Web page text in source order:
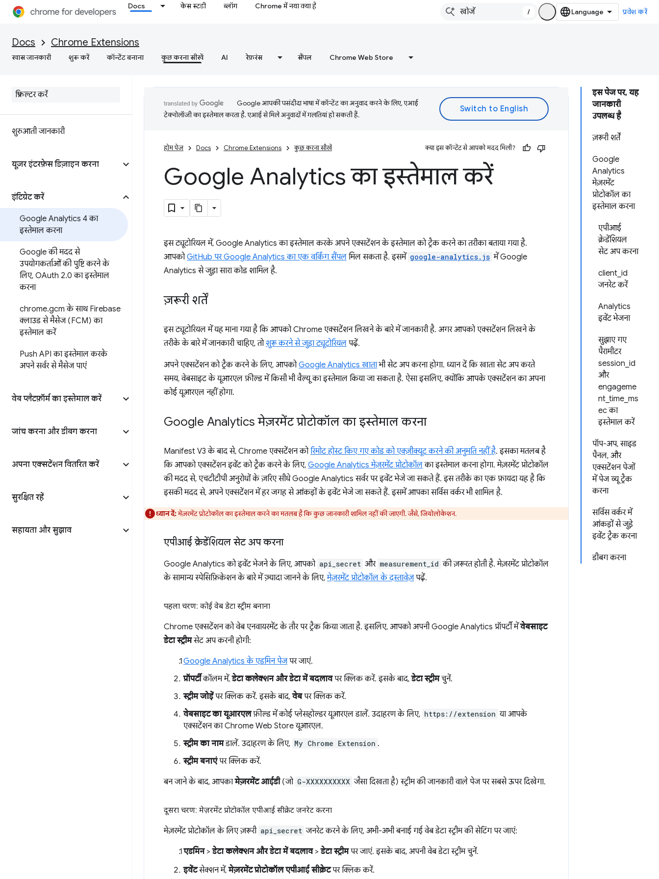
Docs केस स्टडी ब्लॉग Chrome में नया क्या है
/ प्रवेश करें
Docs Chrome Extensions
खास जानकारी शुरू करें कॉन्टेंट बनाना कुछ करना सीखें AI रेफ़रंस सैंपल Chrome Web Store
शुरुआती जानकारी
यूज़र इंटरफ़ेस डिज़ाइन करना
इंटिग्रेट करें
Google Analytics 4 का
इस्तेमाल करना
Google की मदद से
उपयोगकर्ताओं की पुष्टि करने के
लिए, OAuth 2.0 का इस्तेमाल
करना
chrome.gcm के साथ Firebase
क्लाउड से मैसेज (FCM) का
इस्तेमाल करें
Push API का इस्तेमाल करके
अपने सर्वर से मैसेज पाएं
वेब प्लैटफ़ॉर्म का इस्तेमाल करें
जांच करना और डीबग करना
अपना एक्सटेंशन वितरित करें
सुरक्षित रहें
सहायता और सुझाव
इस पेज पर, यह
जानकारी
उपलब्ध है
ज़रूरी शर्तें
Google
Analytics
मेज़रमेंट
प्रोटोकॉल का
इस्तेमाल करना
एपीआई
क्रेडेंशियल
सेट अप करना
client_id
जनरेट करें
Analytics
इवेंट भेजना
सुझाए गए
पैरामीटर
session_id
और
engageme
nt_time_ms
ec का
इस्तेमाल करें
पॉप-अप, साइड
पैनल, और
एक्सटेंशन पेजों
में पेज व्यू ट्रैक
करना
सर्विस वर्कर में
आंकड़ों से जुड़े
इवेंट ट्रैक करना
डीबग करना
Google आपकी पसंदीदा भाषा में कॉन्टेंट का अनुवाद करने के लिए, एआई
टेक्नोलॉजी का इस्तेमाल करता है. एआई से मिले अनुवादों में गलतियां हो सकती हैं.
होम पेज Docs Chrome Extensions कुछ करना सीखें क्या इस कॉन्टेंट से आपको मदद मिली?
Google Analytics का इस्तेमाल करें
इस ट्यूटोरियल में, Google Analytics का इस्तेमाल करके अपने एक्सटेंशन के इस्तेमाल को ट्रैक करने का तरीका बताया गया है.
आपकोGitHub पर Google Analytics का एक वर्किंग सैंपल मिल सकता है. इसमें google-analytics.js में Google
Analytics से जुड़ा सारा कोड शामिल है.
ज़रूरी शर्तें
इस ट्यूटोरियल में यह माना गया है कि आपको Chrome एक्सटेंशन लिखने के बारे में जानकारी है. अगर आपको एक्सटेंशन लिखने के
तरीके के बारे में जानकारी चाहिए, तोशुरू करने से जुड़ा ट्यूटोरियल पढ़ें.
अपने एक्सटेंशन को ट्रैक करने के लिए, आपकोGoogle Analytics खाताभी सेट अप करना होगा. ध्यान दें कि खाता सेट अप करते
समय, वेबसाइट के यूआरएल फ़ील्ड में किसी भी वैल्यू का इस्तेमाल किया जा सकता है. ऐसा इसलिए, क्योंकि आपके एक्सटेंशन का अपना
कोई यूआरएल नहीं होगा.
Google Analytics मेज़रमेंट प्रोटोकॉल का इस्तेमाल करना
Manifest V3 के बाद से, Chrome एक्सटेंशन कोरिमोट होस्ट किए गए कोड को एक्ज़ीक्यूट करने की अनुमति नहीं है. इसका मतलब है
कि आपको एक्सटेंशन इवेंट को ट्रैक करने के लिए, Google Analytics मेज़रमेंट प्रोटोकॉलका इस्तेमाल करना होगा. मेज़रमेंट प्रोटोकॉल
की मदद से, एचटीटीपी अनुरोधों के ज़रिए सीधे Google Analytics सर्वर पर इवेंट भेजे जा सकते हैं. इस तरीके का एक फ़ायदा यह है कि
इसकी मदद से, अपने एक्सटेंशन में हर जगह से आंकड़ों के इवेंट भेजे जा सकते हैं. इसमें आपका सर्विस वर्कर भी शामिल है.
ध्यान दें:मेज़रमेंट प्रोटोकॉल का इस्तेमाल करने का मतलब है कि कुछ जानकारी शामिल नहीं की जाएगी. जैसे, जियोलोकेशन.
एपीआई क्रेडेंशियल सेट अप करना
Google Analytics को इवेंट भेजने के लिए, आपको api_secret और measurement_id की ज़रूरत होती है. मेज़रमेंट प्रोटोकॉल
के सामान्य स्पेसिफ़िकेशन के बारे में ज़्यादा जानने के लिए,मेज़रमेंट प्रोटोकॉल के दस्तावेज़पढ़ें.
पहला चरण: कोई वेब डेटा स्ट्रीम बनाना
Chrome एक्सटेंशन को वेब एनवायरमेंट के तौर पर ट्रैक किया जाता है. इसलिए, आपको अपनी Google Analytics प्रॉपर्टी मेंवेबसाइट
डेटा स्ट्रीमसेट अप करनी होगी:
Google Analytics के एडमिन पेजपर जाएं.
प्रॉपर्टीकॉलम में,डेटा कलेक्शन और डेटा में बदलावपर क्लिक करें. इसके बाद,डेटा स्ट्रीमचुनें.
स्ट्रीम जोड़ेंपर क्लिक करें. इसके बाद,वेबपर क्लिक करें.
वेबसाइट का यूआरएलफ़ील्ड में कोई प्लेसहोल्डर यूआरएल डालें. उदाहरण के लिए, https://extension या आपके
एक्सटेंशन का Chrome Web Store यूआरएल.
स्ट्रीम का नामडालें. उदाहरण के लिए, My Chrome Extension .
स्ट्रीम बनाएंपर क्लिक करें.
बन जाने के बाद, आपकामेज़रमेंट आईडी(जो G-XXXXXXXXXX जैसा दिखता है) स्ट्रीम की जानकारी वाले पेज पर सबसे ऊपर दिखेगा.
दूसरा चरण: मेज़रमेंट प्रोटोकॉल एपीआई सीक्रेट जनरेट करना
मेज़रमेंट प्रोटोकॉल के लिए ज़रूरी api_secret जनरेट करने के लिए, अभी-अभी बनाई गई वेब डेटा स्ट्रीम की सेटिंग पर जाएं:
एडमिन>डेटा कलेक्शन और डेटा में बदलाव>डेटा स्ट्रीमपर जाएं. इसके बाद, अपनी वेब डेटा स्ट्रीम चुनें.
इवेंटसेक्शन में,मेज़रमेंट प्रोटोकॉल एपीआई सीक्रेटपर क्लिक करें.